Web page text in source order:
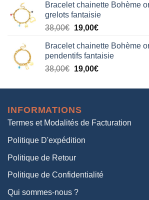
initial
était :
38,00€.
actuel
est :
19,00€.
Bracelet chainette Bohème
grelots fantaisie
38,00€ Le
initial
était :
38,00€.
19,00€Le
actuel
est :
19,00€.
Bracelet chainette Bohème
pendentifs fantaisie
38,00€ Le
initial
38,00€.
19,00€Le
actuel
INFORMATIONS
Termes et Modalités de Facturation
Politique D'expédition
Politique de Retour
Politique de Confidentialité
Qui sommes-nous ?